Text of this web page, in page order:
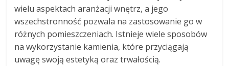
wielu aspektach aranżacji wnętrz, a jego
wszechstronność pozwala na zastosowanie go w
różnych pomieszczeniach. Istnieje wiele sposobów
na wykorzystanie kamienia, które przyciągają
uwagę swoją estetyką oraz trwałością.